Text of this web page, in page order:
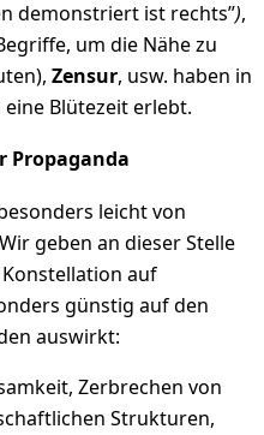
demonstriert ist rechts”),
um die Nähe zu
Zensur, usw. haben in
Blütezeit erlebt.
Propaganda
leicht von
geben an dieser Stelle
auf
günstig auf den
auswirkt:
Zerbrechen von
Strukturen,